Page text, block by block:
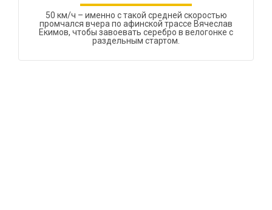
50 км/ч – именно с такой средней скоростью
промчался вчера по афинской трассе Вячеслав
Екимов, чтобы завоевать серебро в велогонке с
раздельным стартом.